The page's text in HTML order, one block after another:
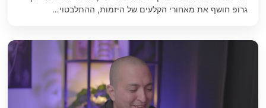
גרופ חושף את מאחורי הקלעים של היזמות, ההתלבטוי…